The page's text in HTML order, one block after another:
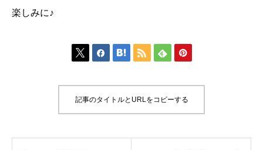
楽しみに♪
     
記事のタイトルとURLをコピーする